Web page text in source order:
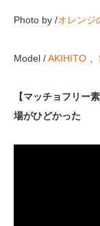
Photo by /オレンジ
Model /AKIHITO
【マッチョフリー
場がひどかった